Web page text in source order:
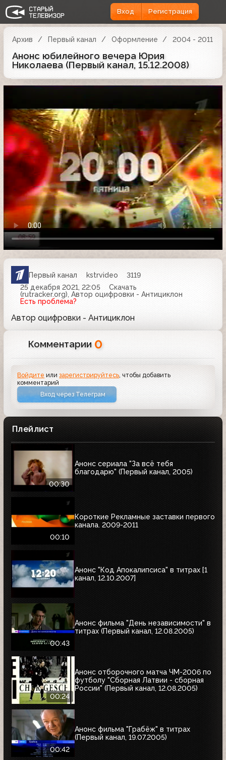
Вход Регистрация
Архив Первый канал Оформление 2004 - 2011
Анонс юбилейного вечера Юрия
Николаева (Первый канал, 15.12.2008)
Первый канал kstrvideo
3119
25 декабря 2021, 22:05
Скачать
(rutracker.org), Автор оцифровки - Антициклон
Есть проблема?
Автор оцифровки - Антициклон
Комментарии 0
Войдите илизарегистрируйтесь, чтобы добавить
комментарий
Вход через Телеграм
Плейлист
00:30
Анонс сериала "За всё тебя
благодарю" (Первый канал, 2005)
00:10
Короткие Рекламные заставки первого
канала. 2009-2011
Анонс "Код Апокалипсиса" в титрах [1
канал, 12.10.2007]
00:43
Анонс фильма "День независимости" в
титрах (Первый канал, 12.08.2005)
00:24
Анонс отборочного матча ЧМ-2006 по
футболу "Сборная Латвии - сборная
России" (Первый канал, 12.08.2005)
00:42
Анонс фильма "Грабёж" в титрах
(Первый канал, 19.07.2005)